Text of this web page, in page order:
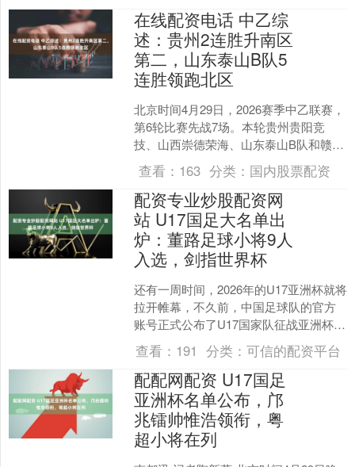
在线配资电话 中乙综
述：贵州2连胜升南区
第二，山东泰山B队5
连胜领跑北区
北京时间4月29日，2026赛季中乙联赛，
第6轮比赛先战7场。本轮贵州贵阳竞
技、山西崇德荣海、山东泰山B队和赣州
瑞狮皆在主场获胜，深圳二零二八在客
场告捷，另外2....
查看： 163 分类： 国内股票配资
配资专业炒股配资网
站 U17国足大名单出
炉：董路足球小将9人
入选，剑指世界杯
还有一周时间，2026年的U17亚洲杯就将
拉开帷幕，不久前，中国足球队的官方
账号正式公布了U17国家队征战亚洲杯的
23人大名单，值得一提的是，名单的9名
球员都出....
查看： 191 分类： 可信的配资平台
配配网配资 U17国足
亚洲杯名单公布，邝
兆镭帅惟浩领衔，粤
超小将在列